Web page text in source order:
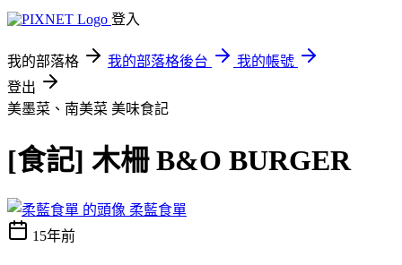
登入
我的部落格 我的部落格後台
我的帳號
登出
美墨菜、南美菜 美味食記
[食記] 木柵 B&O BURGER
柔藍食單
15年前